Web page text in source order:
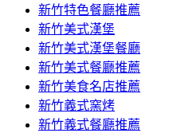
新竹特色餐廳推薦
新竹美式漢堡
新竹美式漢堡餐廳
新竹美式餐廳推薦
新竹美食名店推薦
新竹義式窯烤
新竹義式餐廳推薦